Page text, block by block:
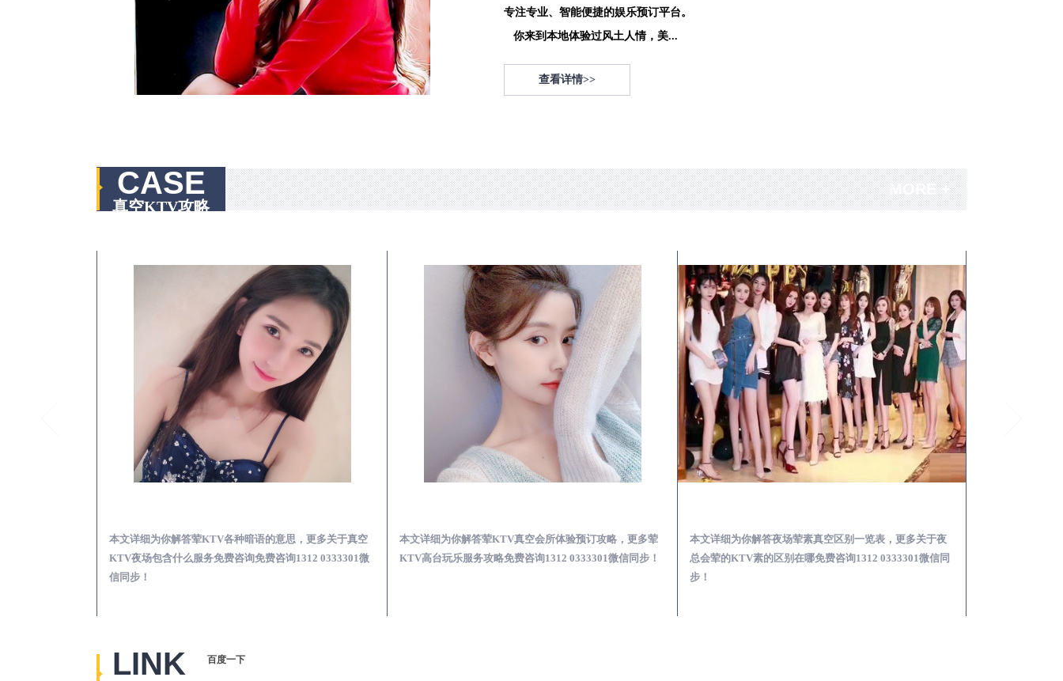
专注专业、智能便捷的娱乐预订平台。
你来到本地体验过风土人情，美...
查看详情>>
CASE
真空KTV攻略
本文详细为你解答荤KTV各种暗语的意思，更多关于真空
KTV夜场包含什么服务免费咨询免费咨询1312 0333301微
信同步！
本文详细为你解答荤KTV真空会所体验预订攻略，更多荤
KTV高台玩乐服务攻略免费咨询1312 0333301微信同步！
本文详细为你解答夜场荤素真空区别一览表，更多关于夜
总会荤的KTV素的区别在哪免费咨询1312 0333301微信同
步！
LINK 百度一下